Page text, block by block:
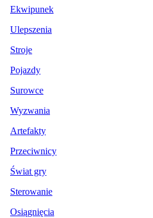
Ekwipunek
Ulepszenia
Stroje
Pojazdy
Surowce
Wyzwania
Artefakty
Przeciwnicy
Świat gry
Sterowanie
Osiągnięcia